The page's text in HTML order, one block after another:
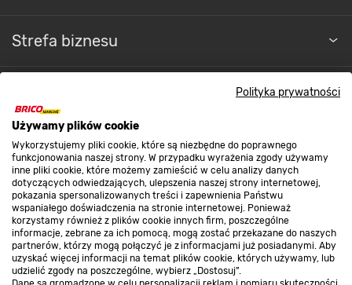
Polityka prywatności
Używamy plików cookie
Wykorzystujemy pliki cookie, które są niezbędne do poprawnego
funkcjonowania naszej strony. W przypadku wyrażenia zgody używamy
inne pliki cookie, które możemy zamieścić w celu analizy danych
dotyczących odwiedzających, ulepszenia naszej strony internetowej,
pokazania spersonalizowanych treści i zapewnienia Państwu
wspaniałego doświadczenia na stronie internetowej. Ponieważ
korzystamy również z plików cookie innych firm, poszczególne
informacje, zebrane za ich pomocą, mogą zostać przekazane do naszych
partnerów, którzy mogą połączyć je z informacjami już posiadanymi. Aby
uzyskać więcej informacji na temat plików cookie, których używamy, lub
udzielić zgody na poszczególne, wybierz „Dostosuj”.
Strefa biznesu
Metody płatności
Informacje handlowe o towarach i ich cenach podane na stronach serwisu: